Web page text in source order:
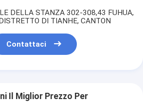
DELLA STANZA 302-308,43 FUHUA,
DI TIANHE, CANTON
Contattaci
Il Miglior Prezzo Per